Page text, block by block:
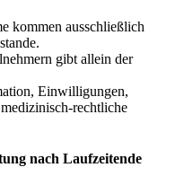
kommen ausschließlich
gibt allein der
Einwilligungen,
rechtliche
nach Laufzeitende